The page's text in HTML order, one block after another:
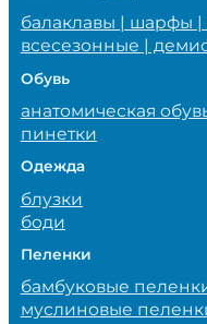
балаклавы | шарфы |
всесезонные |
Обувь
анатомическая
пинетки
Одежда
блузки
боди
Пеленки
бамбуковые
муслиновые